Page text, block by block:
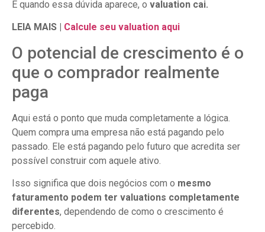
E quando essa dúvida aparece, o valuation cai.
LEIA MAIS | Calcule seu valuation aqui
O potencial de crescimento é o
que o comprador realmente
paga
Aqui está o ponto que muda completamente a lógica.
Quem compra uma empresa não está pagando pelo
passado. Ele está pagando pelo futuro que acredita ser
possível construir com aquele ativo.
Isso significa que dois negócios com o mesmo
faturamento podem ter valuations completamente
diferentes, dependendo de como o crescimento é
percebido.